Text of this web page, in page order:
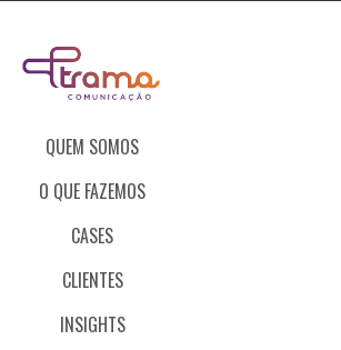
QUEM SOMOS
O QUE FAZEMOS
CASES
CLIENTES
INSIGHTS